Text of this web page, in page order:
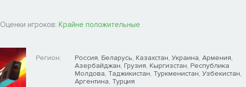
Оценки игроков: Крайне положительные
Регион:
Россия, Беларусь, Казахстан, Украина, Армения,
Азербайджан, Грузия, Кыргизстан, Республика
Молдова, Таджикистан, Туркменистан, Узбекистан,
Аргентина, Турция